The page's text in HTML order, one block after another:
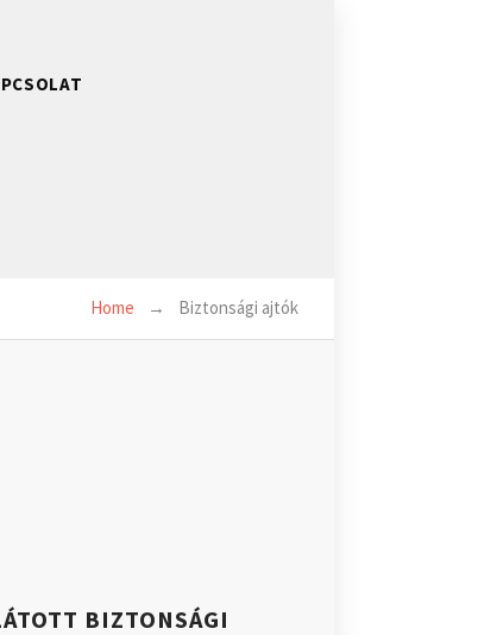
Home Biztonsági ajtók
BIZTONSÁGI